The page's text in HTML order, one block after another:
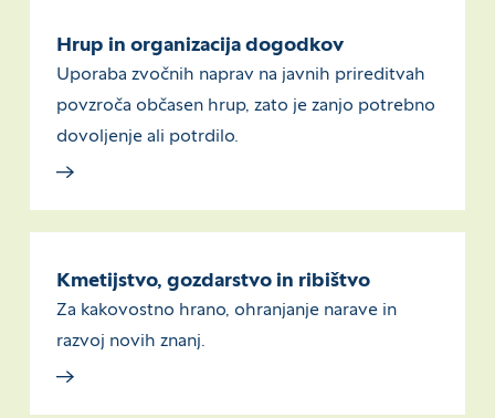
Hrup in organizacija dogodkov
Uporaba zvočnih naprav na javnih prireditvah
povzroča občasen hrup, zato je zanjo potrebno
dovoljenje ali potrdilo.
Kmetijstvo, gozdarstvo in ribištvo
Za kakovostno hrano, ohranjanje narave in
razvoj novih znanj.